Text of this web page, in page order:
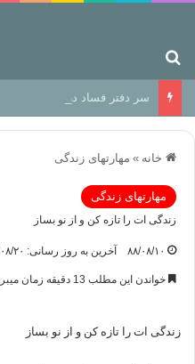
سر دفتر فساد در زمین‌، دوری
خانه » مهارتهای زندگی
مهارتهای زندگی
زندگی ات را تازه کن و از نو بساز
۸۸/۰۸/۱۰ آخرین به روز رسانی: ۹۱/۰۸/۲۰
خواندن این مطلب 13 دقیقه زمان میبرد
زندگی ات را تازه کن و از نو بساز